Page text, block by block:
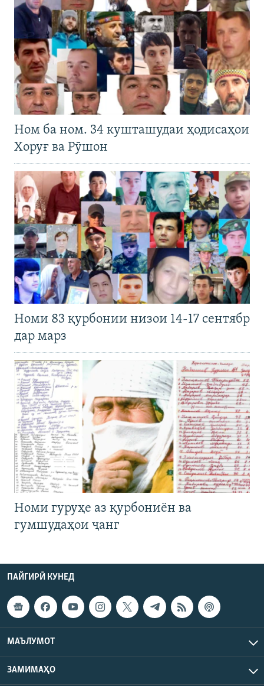
Ном ба ном. 34 кушташудаи ҳодисаҳои
Хоруғ ва Рӯшон
Номи 83 қурбонии низои 14-17 сентябр
дар марз
Номи гуруҳе аз қурбониён ва
гумшудаҳои ҷанг
ПАЙГИРӢ КУНЕД
МАЪЛУМОТ
ЗАМИМАҲО